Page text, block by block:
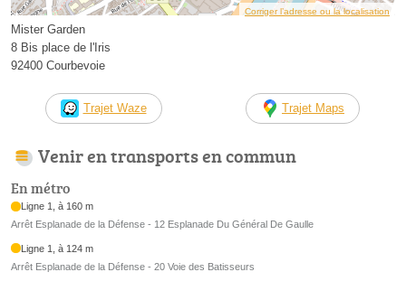
Corriger l’adresse ou la localisation
Mister Garden
8 Bis place de l'Iris
92400 Courbevoie
Trajet Waze Trajet Maps
Venir en transports en commun
En métro
Ligne 1, à 160 m
Arrêt Esplanade de la Défense - 12 Esplanade Du Général De Gaulle
Ligne 1, à 124 m
Arrêt Esplanade de la Défense - 20 Voie des Batisseurs